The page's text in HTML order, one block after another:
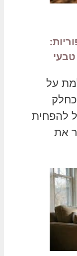
טבעי
על
כחלק
להפחית
את